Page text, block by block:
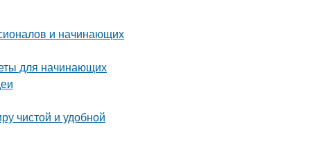
и начинающих
для начинающих
чистой и удобной